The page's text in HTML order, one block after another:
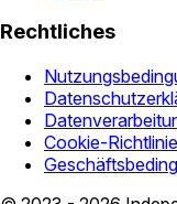
Rechtliches
Cookie-Richtlinie